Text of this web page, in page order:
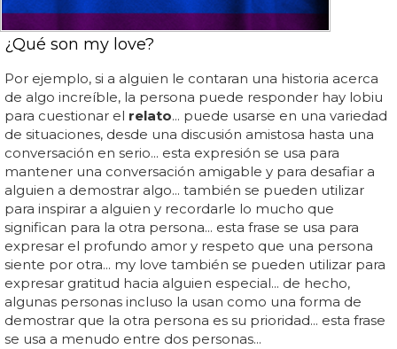
¿Qué son my love?
Por ejemplo, si a alguien le contaran una historia acerca
de algo increíble, la persona puede responder hay lobiu
para cuestionar el relato... puede usarse en una variedad
de situaciones, desde una discusión amistosa hasta una
conversación en serio... esta expresión se usa para
mantener una conversación amigable y para desafiar a
alguien a demostrar algo... también se pueden utilizar
para inspirar a alguien y recordarle lo mucho que
significan para la otra persona... esta frase se usa para
expresar el profundo amor y respeto que una persona
siente por otra... my love también se pueden utilizar para
expresar gratitud hacia alguien especial... de hecho,
algunas personas incluso la usan como una forma de
demostrar que la otra persona es su prioridad... esta frase
se usa a menudo entre dos personas...